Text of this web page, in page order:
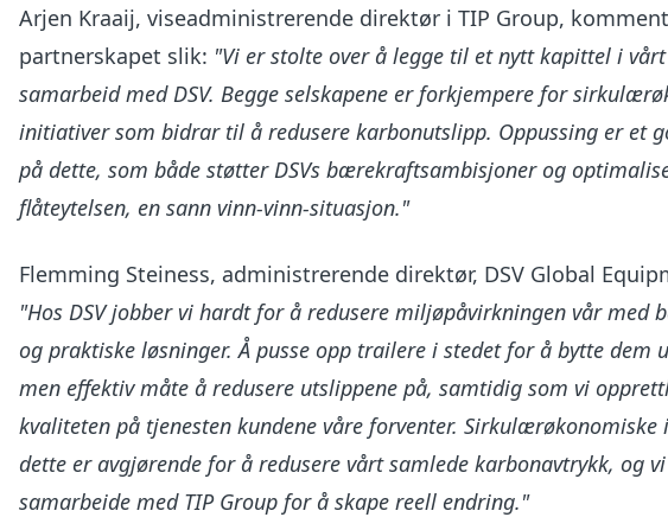
Arjen Kraaij, viseadministrerende direktør i TIP Group,
partnerskapet slik: "Vi er stolte over å legge til et nytt kapittel i
samarbeid med DSV. Begge selskapene er forkjempere for
initiativer som bidrar til å redusere karbonutslipp. Oppussing er et
på dette, som både støtter DSVs bærekraftsambisjoner og
flåteytelsen, en sann vinn-vinn-situasjon."
Flemming Steiness, administrerende direktør, DSV Global
"Hos DSV jobber vi hardt for å redusere miljøpåvirkningen vår med
og praktiske løsninger. Å pusse opp trailere i stedet for å bytte dem
men effektiv måte å redusere utslippene på, samtidig som vi
kvaliteten på tjenesten kundene våre forventer.
dette er avgjørende for å redusere vårt samlede karbonavtrykk, og
samarbeide med TIP Group for å skape reell endring."